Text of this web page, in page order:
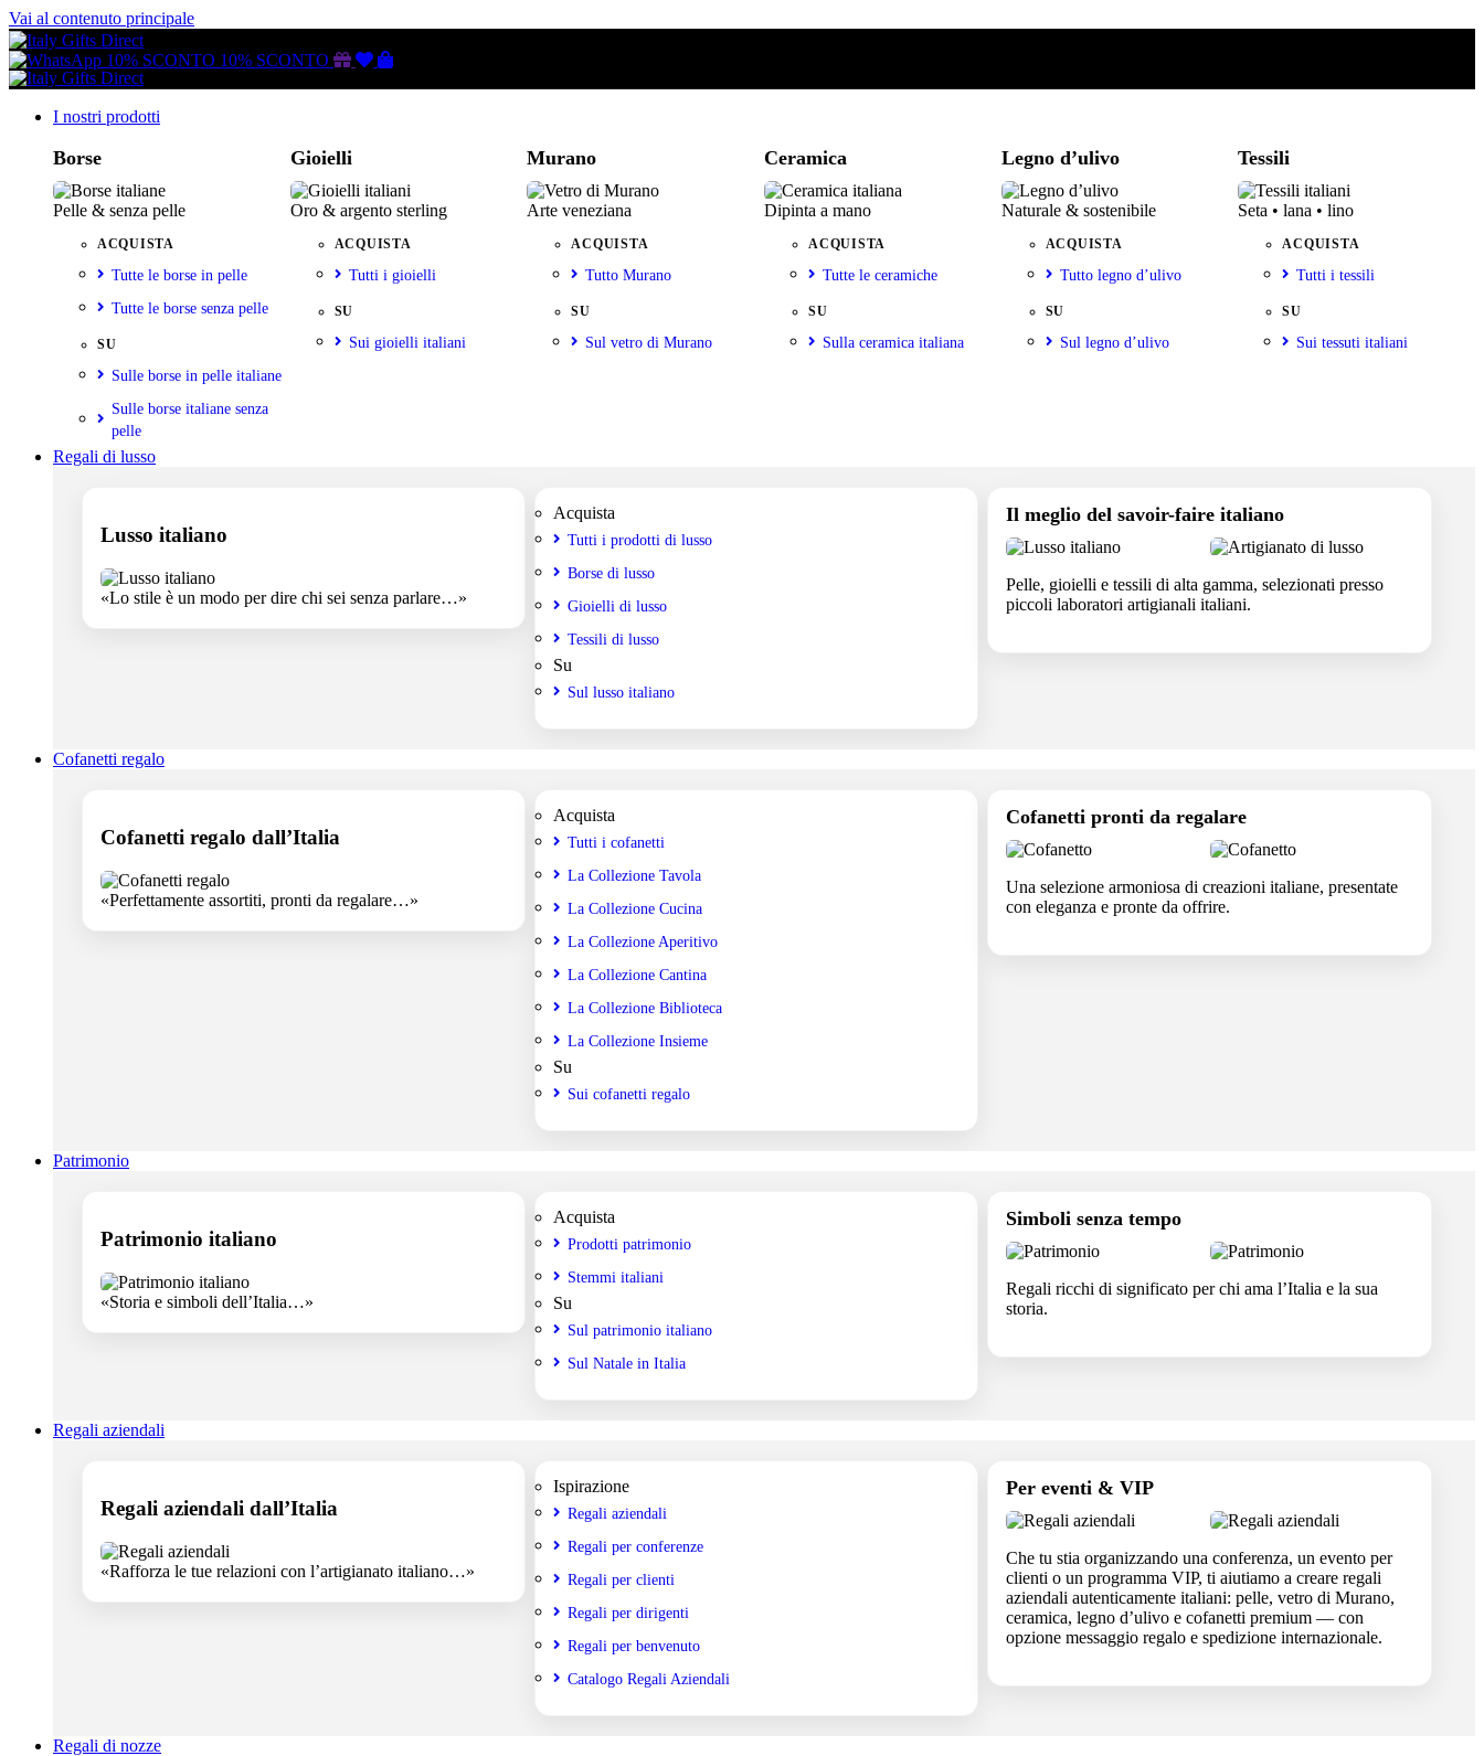
Vai al contenuto principale
10% SCONTO 10% SCONTO
Buono
ListaCarrello
I nostri prodotti
Borse
Pelle & senza pelle
ACQUISTA
Tutte le borse in pelle
Tutte le borse senza pelle
SU
Sulle borse in pelle italiane
Sulle borse italiane senza
pelle
Gioielli
Oro & argento sterling
ACQUISTA
Tutti i gioielli
SU
Sui gioielli italiani
Murano
Arte veneziana
ACQUISTA
Tutto Murano
SU
Sul vetro di Murano
Ceramica
Dipinta a mano
ACQUISTA
Tutte le ceramiche
SU
Sulla ceramica italiana
Legno d’ulivo
Naturale & sostenibile
ACQUISTA
Tutto legno d’ulivo
SU
Sul legno d’ulivo
Tessili
Seta • lana • lino
ACQUISTA
Tutti i tessili
SU
Sui tessuti italiani
Regali di lusso
Lusso italiano
«Lo stile è un modo per dire chi sei senza parlare…»
Acquista
Tutti i prodotti di lusso
Borse di lusso
Gioielli di lusso
Tessili di lusso
Su
Sul lusso italiano
Il meglio del savoir-faire italiano
Pelle, gioielli e tessili di alta gamma, selezionati presso
piccoli laboratori artigianali italiani.
Cofanetti regalo
Cofanetti regalo dall’Italia
«Perfettamente assortiti, pronti da regalare…»
Acquista
Tutti i cofanetti
La Collezione Tavola
La Collezione Cucina
La Collezione Aperitivo
La Collezione Cantina
La Collezione Biblioteca
La Collezione Insieme
Su
Sui cofanetti regalo
Cofanetti pronti da regalare
Una selezione armoniosa di creazioni italiane, presentate
con eleganza e pronte da offrire.
Patrimonio
Patrimonio italiano
«Storia e simboli dell’Italia…»
Acquista
Prodotti patrimonio
Stemmi italiani
Su
Sul patrimonio italiano
Sul Natale in Italia
Simboli senza tempo
Regali ricchi di significato per chi ama l’Italia e la sua
storia.
Regali aziendali
Regali aziendali dall’Italia
«Rafforza le tue relazioni con l’artigianato italiano…»
Ispirazione
Regali aziendali
Regali per conferenze
Regali per clienti
Regali per dirigenti
Regali per benvenuto
Catalogo Regali Aziendali
Per eventi & VIP
Che tu stia organizzando una conferenza, un evento per
clienti o un programma VIP, ti aiutiamo a creare regali
aziendali autenticamente italiani: pelle, vetro di Murano,
ceramica, legno d’ulivo e cofanetti premium — con
opzione messaggio regalo e spedizione internazionale.
Regali di nozze